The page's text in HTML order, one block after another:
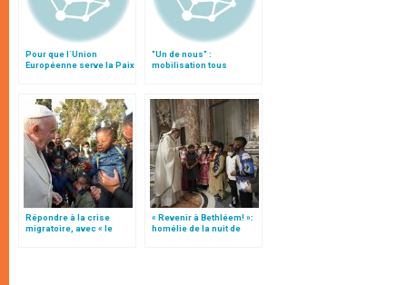
Pour que l´Union
Européenne serve la Paix
"Un de nous" :
mobilisation tous
Répondre à la crise
migratoire, avec « le
« Revenir à Bethléem! »:
homélie de la nuit de
Noël (texte complet)